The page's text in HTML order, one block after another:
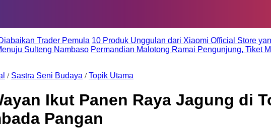
Trader Pemula 10 Produk Unggulan dari Xiaomi Official Store
Sulteng Nambaso Permandian Malotong Ramai Pengunjung, Tiket
/ Sastra Seni Budaya /Topik Utama
Ikut Panen Raya Jagung di
Pangan